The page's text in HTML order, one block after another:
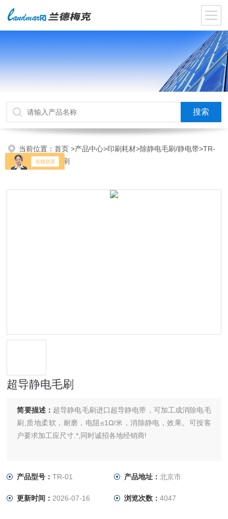
当前位置：首页>产品中心>印刷耗材>除静电毛刷/静电带>TR-
01超导静电毛刷
超导静电毛刷
简要描述： 超导静电毛刷进口超导静电带，可加工成消除电毛
刷,质地柔软，耐磨，电阻≤1Ω/米，消除静电，效果。可按客
户要求加工应尺寸.*,同时诚招各地经销商!
产品型号：TR-01 产品地址： 北京市
更新时间： 2026-07-16 浏览次数： 4047